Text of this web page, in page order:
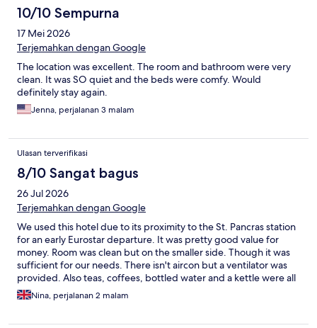
10/10 Sempurna
17 Mei 2026
Terjemahkan dengan Google
The location was excellent. The room and bathroom were very
clean. It was SO quiet and the beds were comfy. Would
definitely stay again.
Jenna, perjalanan 3 malam
Ulasan terverifikasi
8/10 Sangat bagus
26 Jul 2026
Terjemahkan dengan Google
We used this hotel due to its proximity to the St. Pancras station
for an early Eurostar departure. It was pretty good value for
money. Room was clean but on the smaller side. Though it was
sufficient for our needs. There isn't aircon but a ventilator was
provided. Also teas, coffees, bottled water and a kettle were all
in the room. Overall, we were happy with our stay.
Nina, perjalanan 2 malam